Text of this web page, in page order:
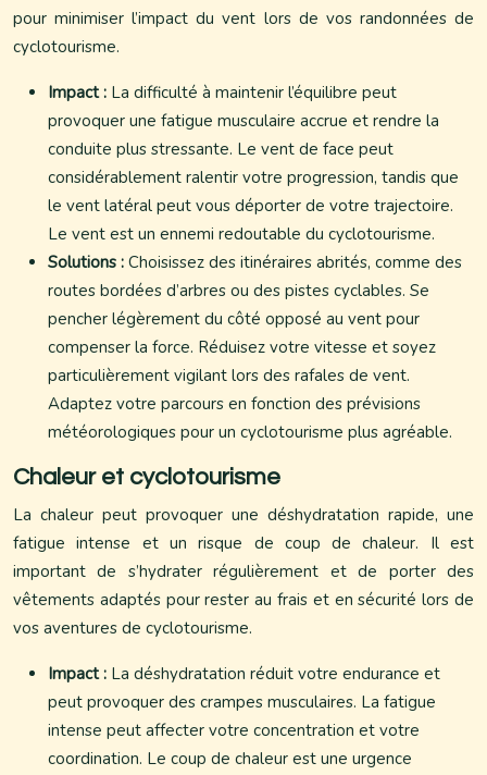
pour minimiser l’impact du vent lors de vos randonnées de
cyclotourisme.
Impact : La difficulté à maintenir l’équilibre peut
provoquer une fatigue musculaire accrue et rendre la
conduite plus stressante. Le vent de face peut
considérablement ralentir votre progression, tandis que
le vent latéral peut vous déporter de votre trajectoire.
Le vent est un ennemi redoutable du cyclotourisme.
Solutions : Choisissez des itinéraires abrités, comme des
routes bordées d’arbres ou des pistes cyclables. Se
pencher légèrement du côté opposé au vent pour
compenser la force. Réduisez votre vitesse et soyez
particulièrement vigilant lors des rafales de vent.
Adaptez votre parcours en fonction des prévisions
météorologiques pour un cyclotourisme plus agréable.
Chaleur et cyclotourisme
La chaleur peut provoquer une déshydratation rapide, une
fatigue intense et un risque de coup de chaleur. Il est
important de s’hydrater régulièrement et de porter des
vêtements adaptés pour rester au frais et en sécurité lors de
vos aventures de cyclotourisme.
Impact : La déshydratation réduit votre endurance et
peut provoquer des crampes musculaires. La fatigue
intense peut affecter votre concentration et votre
coordination. Le coup de chaleur est une urgence